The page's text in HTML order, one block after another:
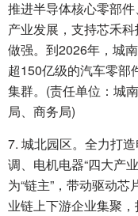
推进半导体核心零部
产业发展，支持芯禾
做强。到2026年，城
超150亿级的汽车零部
集群。(责任单位：城
局、商务局)
7. 城北园区。全力打
调、电机电器“四大产
为“链主”，带动驱动
业链上下游企业集聚，